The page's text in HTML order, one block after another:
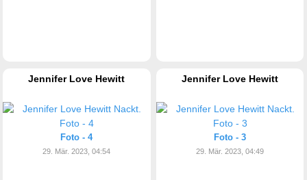
Jennifer Love Hewitt
Foto - 4
29. Mär. 2023, 04:54
Jennifer Love Hewitt
Foto - 3
29. Mär. 2023, 04:49